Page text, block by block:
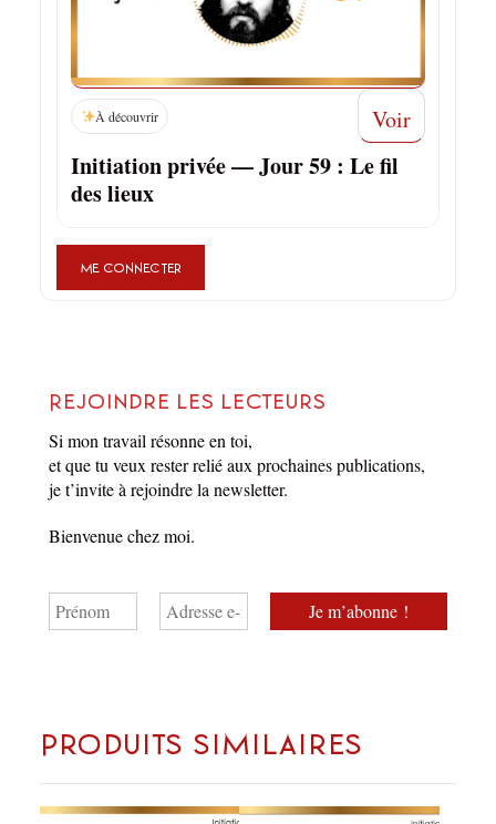
À découvrir Voir
Initiation privée — Jour 59 : Le fil
des lieux
ME CONNECTER
Rejoindre les lecteurs
Si mon travail résonne en toi,
et que tu veux rester relié aux prochaines publications,
je t’invite à rejoindre la newsletter.
Bienvenue chez moi.
Produits similaires